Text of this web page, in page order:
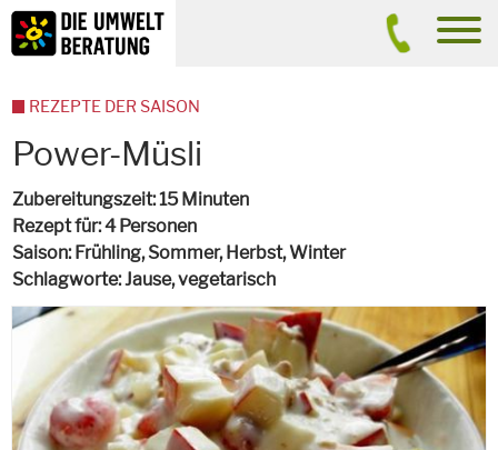
Inhalt
Suche
Power-Müsli
Zubereitungszeit 15 Minuten
Rezept für 4 Personen
Saison Frühling, Sommer, Herbst, Winter
Schlagworte Jause,vegetarisch
REZEPTE DER SAISON